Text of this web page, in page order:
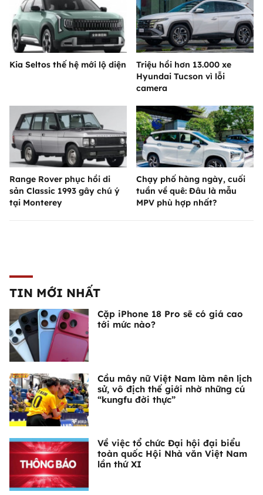
Kia Seltos thế hệ mới lộ diện
Triệu hồi hơn 13.000 xe
Hyundai Tucson vì lỗi
camera
Range Rover phục hồi di
sản Classic 1993 gây chú ý
tại Monterey
Chạy phố hàng ngày, cuối
tuần về quê: Đâu là mẫu
MPV phù hợp nhất?
TIN MỚI NHẤT
Cặp iPhone 18 Pro sẽ có giá cao
tới mức nào?
Cầu mây nữ Việt Nam làm nên lịch
sử, vô địch thế giới nhờ những cú
“kungfu đời thực”
Về việc tổ chức Đại hội đại biểu
toàn quốc Hội Nhà văn Việt Nam
lần thứ XI